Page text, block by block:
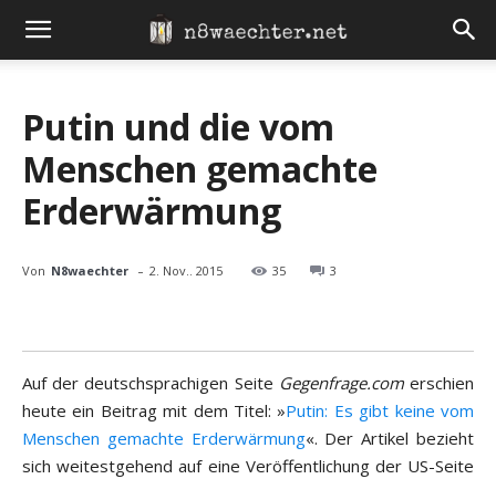
Putin und die vom
Menschen gemachte
Erderwärmung
Von N8waechter - 2. Nov.. 2015 35 3
Auf der deutschsprachigen Seite Gegenfrage.comerschien
heute ein Beitrag mit dem Titel: »Putin: Es gibt keine vom
Menschen gemachte Erderwärmung«. Der Artikel bezieht
sich weitestgehend auf eine Veröffentlichung der US-Seite